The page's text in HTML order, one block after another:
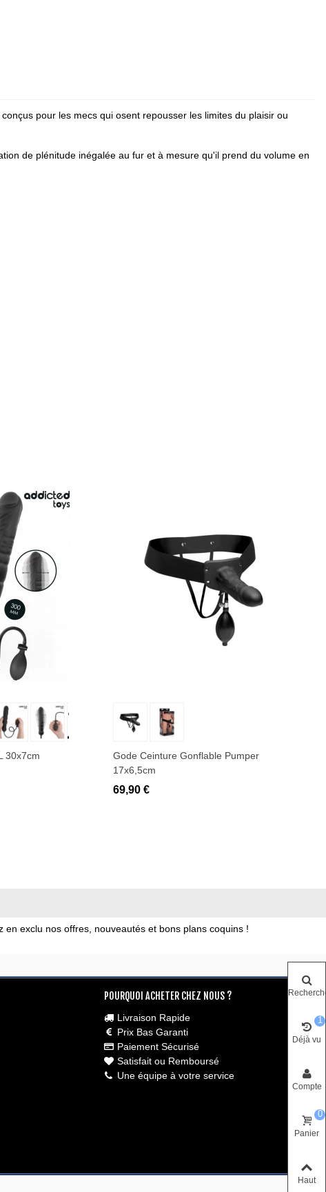
conçus pour les mecs qui osent repousser les limites du plaisir ou
de plénitude inégalée au fur et à mesure qu'il prend du volume en
30x7cm
Ajouter au panier
Gode Ceinture Gonflable Pumper
17x6,5cm
69,90 €
exclu nos offres, nouveautés et bons plans coquins !
POURQUOI ACHETER CHEZ NOUS ?
Livraison Rapide
Prix Bas Garanti
Paiement Sécurisé
Satisfait ou Remboursé
Une équipe à votre service
Déjà vu
1
Compte
Panier
0
Haut